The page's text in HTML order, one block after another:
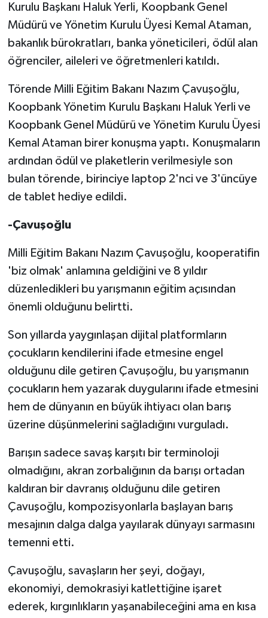
Kurulu Başkanı Haluk Yerli, Koopbank Genel
Müdürü ve Yönetim Kurulu Üyesi Kemal Ataman,
bakanlık bürokratları, banka yöneticileri, ödül alan
öğrenciler, aileleri ve öğretmenleri katıldı.
Törende Milli Eğitim Bakanı Nazım Çavuşoğlu,
Koopbank Yönetim Kurulu Başkanı Haluk Yerli ve
Koopbank Genel Müdürü ve Yönetim Kurulu Üyesi
Kemal Ataman birer konuşma yaptı. Konuşmaların
ardından ödül ve plaketlerin verilmesiyle son
bulan törende, birinciye laptop 2'nci ve 3'üncüye
de tablet hediye edildi.
-Çavuşoğlu
Milli Eğitim Bakanı Nazım Çavuşoğlu, kooperatifin
'biz olmak' anlamına geldiğini ve 8 yıldır
düzenledikleri bu yarışmanın eğitim açısından
önemli olduğunu belirtti.
Son yıllarda yaygınlaşan dijital platformların
çocukların kendilerini ifade etmesine engel
olduğunu dile getiren Çavuşoğlu, bu yarışmanın
çocukların hem yazarak duygularını ifade etmesini
hem de dünyanın en büyük ihtiyacı olan barış
üzerine düşünmelerini sağladığını vurguladı.
Barışın sadece savaş karşıtı bir terminoloji
olmadığını, akran zorbalığının da barışı ortadan
kaldıran bir davranış olduğunu dile getiren
Çavuşoğlu, kompozisyonlarla başlayan barış
mesajının dalga dalga yayılarak dünyayı sarmasını
temenni etti.
Çavuşoğlu, savaşların her şeyi, doğayı,
ekonomiyi, demokrasiyi katlettiğine işaret
ederek, kırgınlıkların yaşanabileceğini ama en kısa